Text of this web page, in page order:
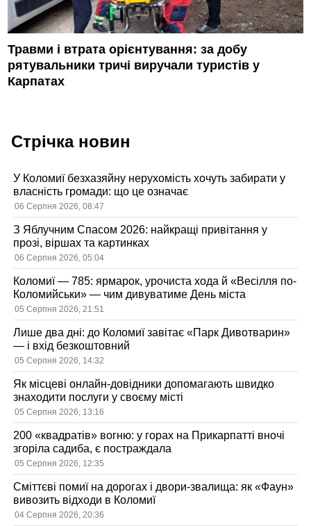
Травми і втрата орієнтування: за добу
рятувальники тричі виручали туристів у
Карпатах
Стрічка новин
У Коломиї безхазяйну нерухомість хочуть забирати у
власність громади: що це означає
06 Серпня 2026, 08:47
З Яблучним Спасом 2026: найкращі привітання у
прозі, віршах та картинках
06 Серпня 2026, 05:04
Коломиї — 785: ярмарок, урочиста хода й «Весілля по-
Коломийськи» — чим дивуватиме День міста
05 Серпня 2026, 21:51
Лише два дні: до Коломиї завітає «Парк Дивотварин»
— і вхід безкоштовний
05 Серпня 2026, 14:32
Як місцеві онлайн-довідники допомагають швидко
знаходити послуги у своєму місті
05 Серпня 2026, 13:16
200 «квадратів» вогню: у горах на Прикарпатті вночі
згоріла садиба, є постраждала
05 Серпня 2026, 12:35
Сміттєві помиї на дорогах і двори-звалища: як «Фаун»
вивозить відходи в Коломиї
04 Серпня 2026, 20:36